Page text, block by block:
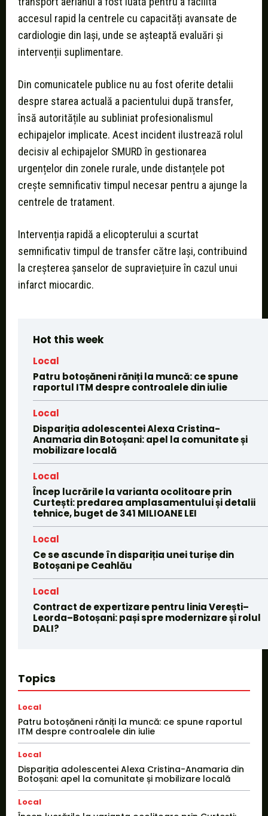
accesul rapid la centrele cu capacități avansate de
cardiologie din Iași, unde se așteaptă evaluări și
intervenții suplimentare.
Din comunicatele publice nu au fost oferite detalii
despre starea actuală a pacientului după transfer,
însă autoritățile au subliniat profesionalismul
echipajelor implicate. Acest incident ilustrează rolul
decisiv al echipajelor SMURD în gestionarea
urgențelor din zonele rurale, unde distanțele pot
crește semnificativ timpul necesar pentru a ajunge la
centrele de tratament.
Intervenția rapidă a elicopterului a scurtat
semnificativ timpul de transfer către Iași, contribuind
la creșterea șanselor de supraviețuire în cazul unui
infarct miocardic.
Hot this week
Local
Patru botoșăneni răniți la muncă: ce spune
raportul ITM despre controalele din iulie
Local
Dispariția adolescentei Alexa Cristina-
Anamaria din Botoșani: apel la comunitate și
mobilizare locală
Local
Încep lucrările la varianta ocolitoare prin
Curtești: predarea amplasamentului și detalii
tehnice, buget de 341 MILIOANE LEI
Local
Ce se ascunde în dispariția unei turișe din
Botoșani pe Ceahlău
Local
Contract de expertizare pentru linia Verești–
Leorda–Botoșani: pași spre modernizare și rolul
DALI?
Topics
Local
Patru botoșăneni răniți la muncă: ce spune raportul
ITM despre controalele din iulie
Local
Dispariția adolescentei Alexa Cristina-Anamaria din
Botoșani: apel la comunitate și mobilizare locală
Local